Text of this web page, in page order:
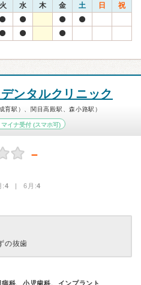
火 水 木 金 土 日 祝
ンタルクリニック
育駅）、関目高殿駅、森小路駅）
マイナ受付 (スマホ可)
－
:4 | 6月:4
の抜歯
科、小児歯科、インプラント